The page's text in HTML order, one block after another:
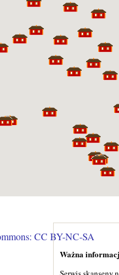
CC BY-NC-SA
Ważna